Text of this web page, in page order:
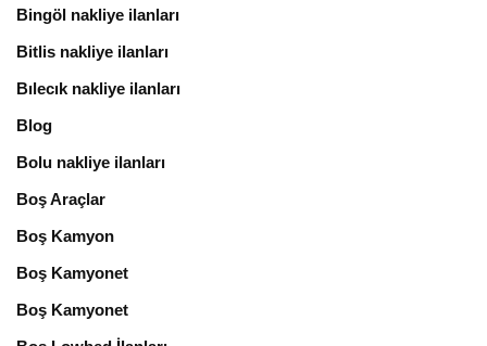
Bingöl nakliye ilanları
Bitlis nakliye ilanları
Bılecık nakliye ilanları
Blog
Bolu nakliye ilanları
Boş Araçlar
Boş Kamyon
Boş Kamyonet
Boş Kamyonet